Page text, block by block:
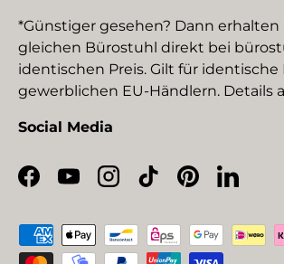
*Günstiger gesehen? Dann erhalten
gleichen Bürostuhl direkt bei
identischen Preis. Gilt für identische
gewerblichen EU-Händlern. Details
Social Media
Facebook
YouTubeInstagram
TikTokPinterestLinkedIn
Zahlungsmethoden